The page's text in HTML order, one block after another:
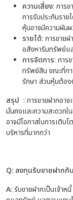
ความเสี่ยง: การ
การรับประกันรา
หุ้นอาจมีความผัน
รายได้: การขาย
อสังหาริมทรัพย์แ
การจัดการ: การ
ทรัพย์สิน ขณะที่ก
รักษา ส่วนหุ้นต้อง
สรุป : การขายฝากอา
มั่นคงและความสะดวก
อาจมีโอกาสในการเติบ
บริหารที่มากกว่า
Q: ลงทุนรับขายฝากกั
A:รับขายฝากเป็นเจ้า